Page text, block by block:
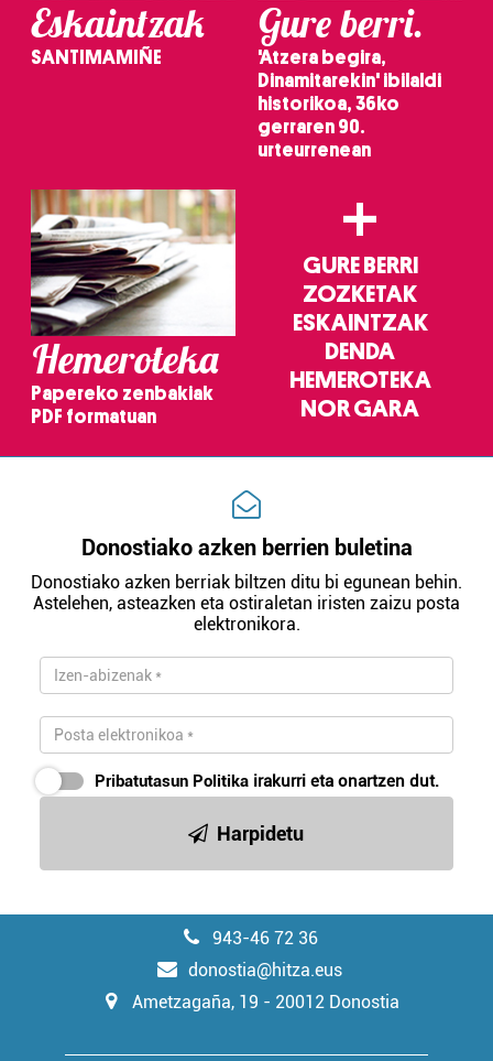
Eskaintzak
SANTIMAMIÑE
Gure berri.
'Atzera begira,
Dinamitarekin' ibilaldi
historikoa, 36ko
gerraren 90.
urteurrenean
Hemeroteka
Papereko zenbakiak
PDF formatuan
+
GURE BERRI
ZOZKETAK
ESKAINTZAK
DENDA
HEMEROTEKA
NOR GARA
Donostiako azken berrien buletina
Donostiako azken berriak biltzen ditu bi egunean behin.
Astelehen, asteazken eta ostiraletan iristen zaizu posta
elektronikora.
Pribatutasun Politika irakurri eta onartzen dut.
Harpidetu
943-46 72 36
donostia@hitza.eus
Ametzagaña, 19 - 20012 Donostia